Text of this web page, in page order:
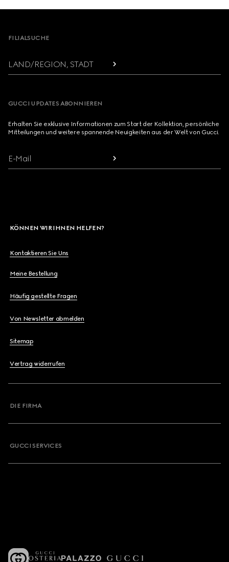
FILIALSUCHE
LAND/REGION, STADT
GUCCI UPDATES ABONNIEREN
Erhalten Sie exklusive Informationen zum Start der Kollektion, persönliche
Mitteilungen und weitere spannende Neuigkeiten aus der Welt von Gucci.
E-Mail
KÖNNEN WIR IHNEN HELFEN?
Kontaktieren Sie Uns
Meine Bestellung
Häufig gestellte Fragen
Von Newsletter abmelden
Sitemap
Vertrag widerrufen
DIE FIRMA
GUCCI SERVICES